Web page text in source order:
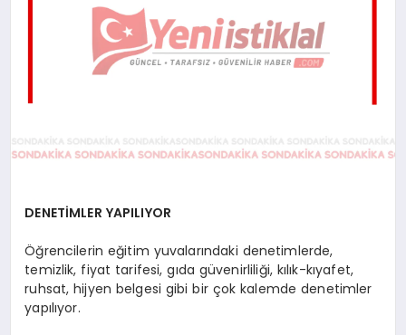
TEKNOLOJI
DENETİMLER YAPILIYOR
Öğrencilerin eğitim yuvalarındaki denetimlerde,
temizlik, fiyat tarifesi, gıda güvenirliliği, kılık-kıyafet,
ruhsat, hijyen belgesi gibi bir çok kalemde denetimler
yapılıyor.